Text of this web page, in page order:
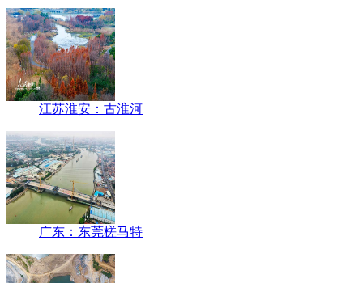
江苏淮安：古淮河
广东：东莞槎马特